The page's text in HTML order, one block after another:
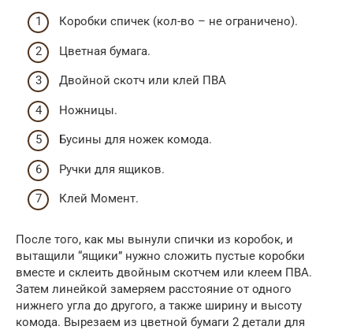
Коробки спичек (кол-во – не ограничено).
Цветная бумага.
Двойной скотч или клей ПВА
Ножницы.
Бусины для ножек комода.
Ручки для ящиков.
Клей Момент.
После того, как мы вынули спички из коробок, и
вытащили “ящики” нужно сложить пустые коробки
вместе и склеить двойным скотчем или клеем ПВА.
Затем линейкой замеряем расстояние от одного
нижнего угла до другого, а также ширину и высоту
комода. Вырезаем из цветной бумаги 2 детали для